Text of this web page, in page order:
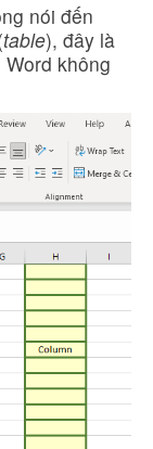
nói đến
table), đây là
không